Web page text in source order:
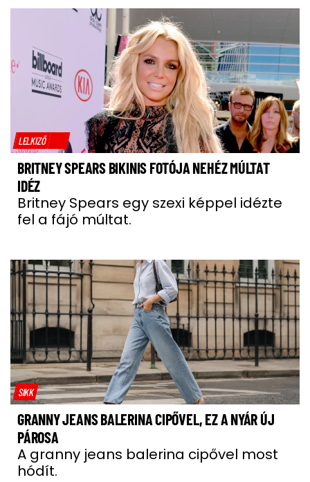
LELKIZŐ
BRITNEY SPEARS BIKINIS FOTÓJA NEHÉZ MÚLTAT
IDÉZ
Britney Spears egy szexi képpel idézte
fel a fájó múltat.
SIKK
GRANNY JEANS BALERINA CIPŐVEL, EZ A NYÁR ÚJ
PÁROSA
A granny jeans balerina cipővel most
hódít.